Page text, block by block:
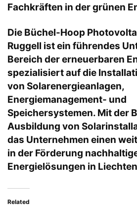
Fachkräften in der grünen
Die Büchel-Hoop
Ruggell ist ein führendes
Bereich der erneuerbaren
spezialisiert auf die
von Solarenergieanlagen,
Energiemanagement- und
Speichersystemen. Mit der
Ausbildung von
das Unternehmen einen
in der Förderung
Energielösungen in
Related